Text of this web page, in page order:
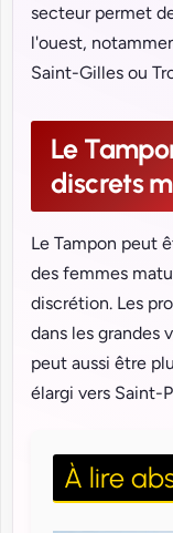
secteur permet
l'ouest,
Saint-Gilles ou
Le
discrets
Le Tampon peut
des femmes
discrétion. Les
dans les grandes
peut aussi être
élargi vers Saint-
À lire